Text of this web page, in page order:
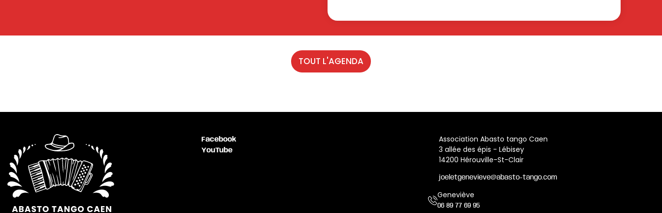
TOUT L'AGENDA
Facebook
YouTube
Association Abasto tango Caen
3 allée des épis - Lébisey
14200 Hérouville-St-Clair
joeletgenevieve@abasto-tango.com
Geneviève
06 89 77 69 95